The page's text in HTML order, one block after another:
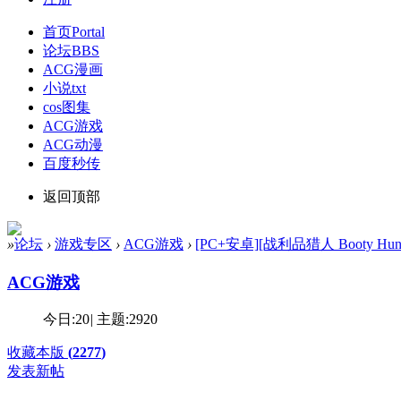
首页Portal
论坛BBS
ACG漫画
小说txt
cos图集
ACG游戏
ACG动漫
百度秒传
返回顶部
»论坛 › 游戏专区 › ACG游戏 › [PC+安卓][战利品猎人 Booty
ACG游戏
今日:20| 主题:2920
收藏本版 (2277)
发表新帖